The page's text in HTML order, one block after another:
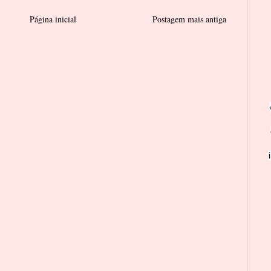
Postagem mais antiga
Página inicial